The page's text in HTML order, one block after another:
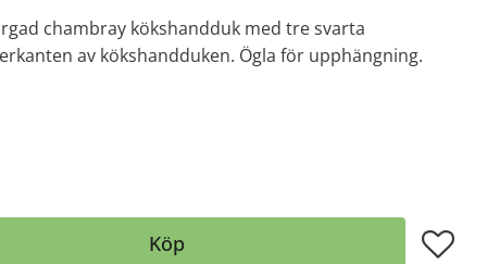
chambray kökshandduk med tre svarta
av kökshandduken. Ögla för upphängning.
Köp Lägg